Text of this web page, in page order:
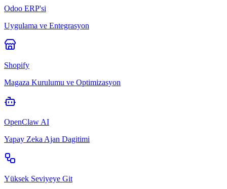
Odoo ERP'si
Uygulama ve Entegrasyon
Shopify
Magaza Kurulumu ve Optimizasyon
OpenClaw AI
Yapay Zeka Ajan Dagitimi
Yüksek Seviyeye Git